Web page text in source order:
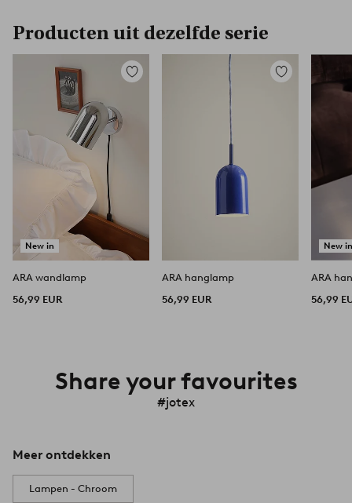
Producten uit dezelfde serie
New in
Toevoegen
ARA wandlamp
56,99 EUR
Toevoegen
ARA hanglamp
56,99 EUR
New
ARA
56,99
Share your favourites
#jotex
Meer ontdekken
Lampen - Chroom